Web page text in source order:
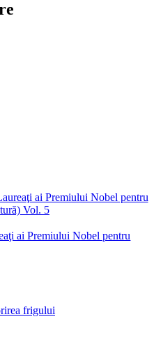
ai Premiului Nobel pentru